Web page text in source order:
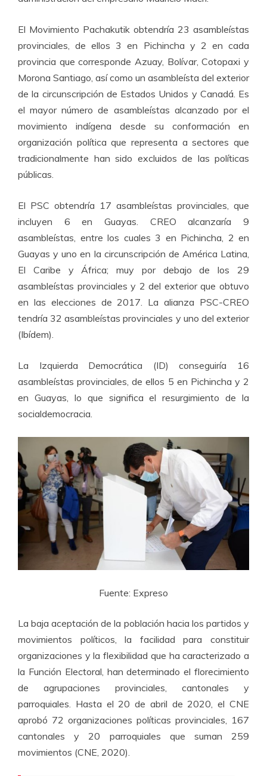
El Movimiento Pachakutik obtendría 23 asambleístas
provinciales, de ellos 3 en Pichincha y 2 en cada
provincia que corresponde Azuay, Bolívar, Cotopaxi y
Morona Santiago, así como un asambleísta del exterior
de la circunscripción de Estados Unidos y Canadá. Es
el mayor número de asambleístas alcanzado por el
movimiento indígena desde su conformación en
organización política que representa a sectores que
tradicionalmente han sido excluidos de las políticas
públicas.
El PSC obtendría 17 asambleístas provinciales, que
incluyen 6 en Guayas. CREO alcanzaría 9
asambleístas, entre los cuales 3 en Pichincha, 2 en
Guayas y uno en la circunscripción de América Latina,
El Caribe y África; muy por debajo de los 29
asambleístas provinciales y 2 del exterior que obtuvo
en las elecciones de 2017. La alianza PSC-CREO
tendría 32 asambleístas provinciales y uno del exterior
(Ibídem).
La Izquierda Democrática (ID) conseguiría 16
asambleístas provinciales, de ellos 5 en Pichincha y 2
en Guayas, lo que significa el resurgimiento de la
socialdemocracia.
Fuente: Expreso
La baja aceptación de la población hacia los partidos y
movimientos políticos, la facilidad para constituir
organizaciones y la flexibilidad que ha caracterizado a
la Función Electoral, han determinado el florecimiento
de agrupaciones provinciales, cantonales y
parroquiales. Hasta el 20 de abril de 2020, el CNE
aprobó 72 organizaciones políticas provinciales, 167
cantonales y 20 parroquiales que suman 259
movimientos (CNE, 2020).